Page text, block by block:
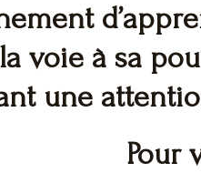
voie à sa
une
Pour